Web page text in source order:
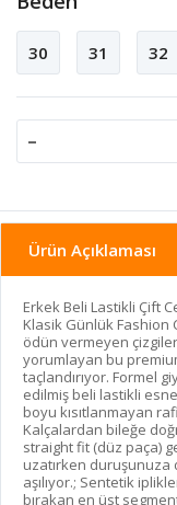
30 31 32
-
Ürün Açıklaması
Erkek Beli Lastikli Çift
Klasik Günlük Fashion
ödün vermeyen
yorumlayan bu
taçlandırıyor. Formel
edilmiş beli lastikli
boyu kısıtlanmayan
Kalçalardan bileğe
straight fit (düz paça)
uzatırken duruşunuza
aşılıyor.; Sentetik
bırakan en üst